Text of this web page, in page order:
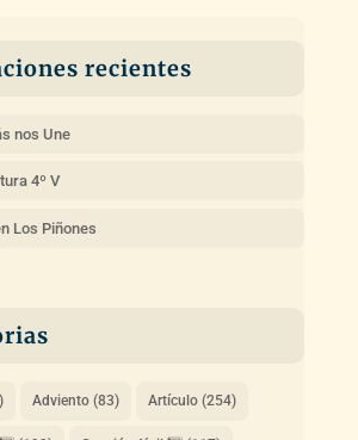
recientes
nos Une
4º V
Los Piñones
Adviento(83) Artículo(254)